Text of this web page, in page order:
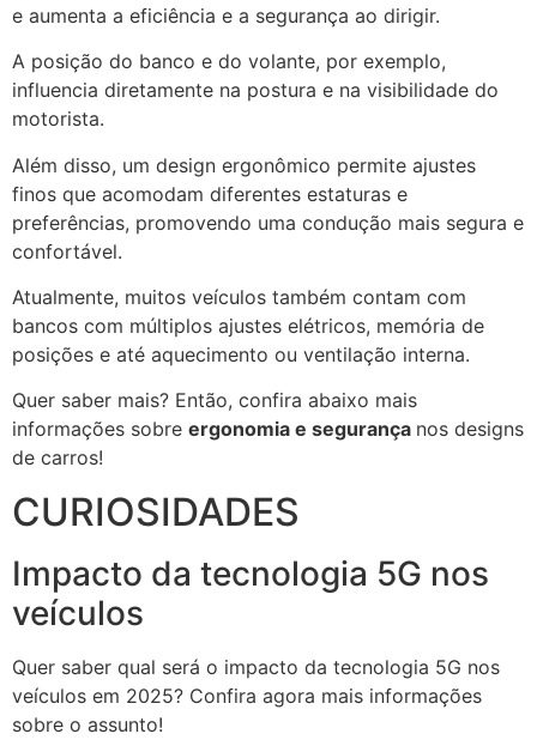
e aumenta a eficiência e a segurança ao dirigir.
A posição do banco e do volante, por exemplo,
influencia diretamente na postura e na visibilidade do
motorista.
Além disso, um design ergonômico permite ajustes
finos que acomodam diferentes estaturas e
preferências, promovendo uma condução mais segura e
confortável.
Atualmente, muitos veículos também contam com
bancos com múltiplos ajustes elétricos, memória de
posições e até aquecimento ou ventilação interna.
Quer saber mais? Então, confira abaixo mais
informações sobre ergonomia e segurança nos designs
de carros!
CURIOSIDADES
Impacto da tecnologia 5G nos
veículos
Quer saber qual será o impacto da tecnologia 5G nos
veículos em 2025? Confira agora mais informações
sobre o assunto!